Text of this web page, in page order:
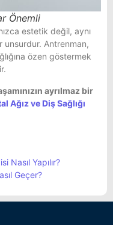
Önemli
estetik değil, aynı
Antrenman,
özen göstermek
ayrılmaz bir
Ağız ve Diş Sağlığı
Nasıl Yapılır?
Geçer?